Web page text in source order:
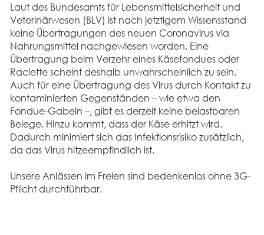
Laut des Bundesamts für Lebensmittelsicherheit und
Veterinärwesen (BLV) ist nach jetztigem Wissensstand
keine Übertragungen des neuen Coronavirus via
Nahrungsmittel nachgewiesen worden. Eine
Übertragung beim Verzehr eines Käsefondues oder
Raclette scheint deshalb unwahrscheinlich zu sein.
Auch für eine Übertragung des Virus durch Kontakt zu
kontaminierten Gegenständen – wie etwa den
Fondue-Gabeln –, gibt es derzeit keine belastbaren
Belege. Hinzu kommt, dass der Käse erhitzt wird.
Dadurch minimiert sich das Infektionsrisiko zusätzlich,
da das Virus hitzeempfindlich ist.
Unsere Anlässen im Freien sind bedenkenlos ohne 3G-
Pflicht durchführbar.